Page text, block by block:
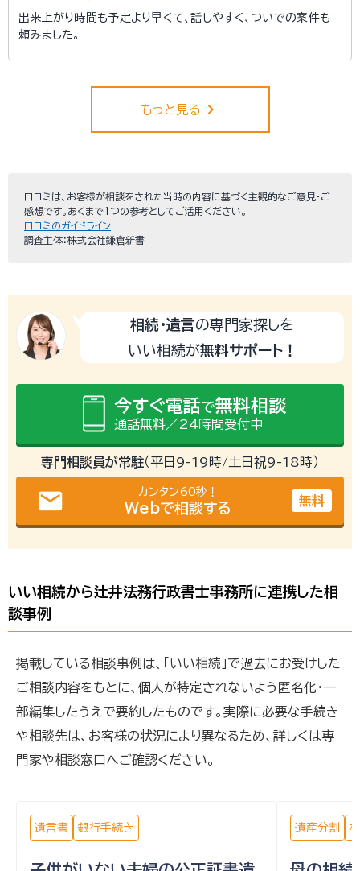
出来上がり時間も予定より早くて、話しやすく、ついでの案件も
頼みました。
もっと見る keyboard_arrow_right
口コミは、お客様が相談をされた当時の内容に基づく主観的なご意見・ご
感想です。あくまで１つの参考としてご活用ください。
口コミのガイドライン
調査主体：株式会社鎌倉新書
相続・遺言の専門家探しを
いい相続が無料サポート！
今すぐ電話で無料相談
通話無料／24時間受付中
専門相談員が常駐（平日9-19時/土日祝9-18時）
email カンタン60秒！
Webで相談する 無料
いい相続から辻井法務行政書士事務所に連携した相
談事例
掲載している相談事例は、「いい相続」で過去にお受けした
ご相談内容をもとに、個人が特定されないよう匿名化・一
部編集したうえで要約したものです。実際に必要な手続き
や相談先は、お客様の状況により異なるため、詳しくは専
門家や相談窓口へご確認ください。
遺言書 銀行手続き 遺産分割